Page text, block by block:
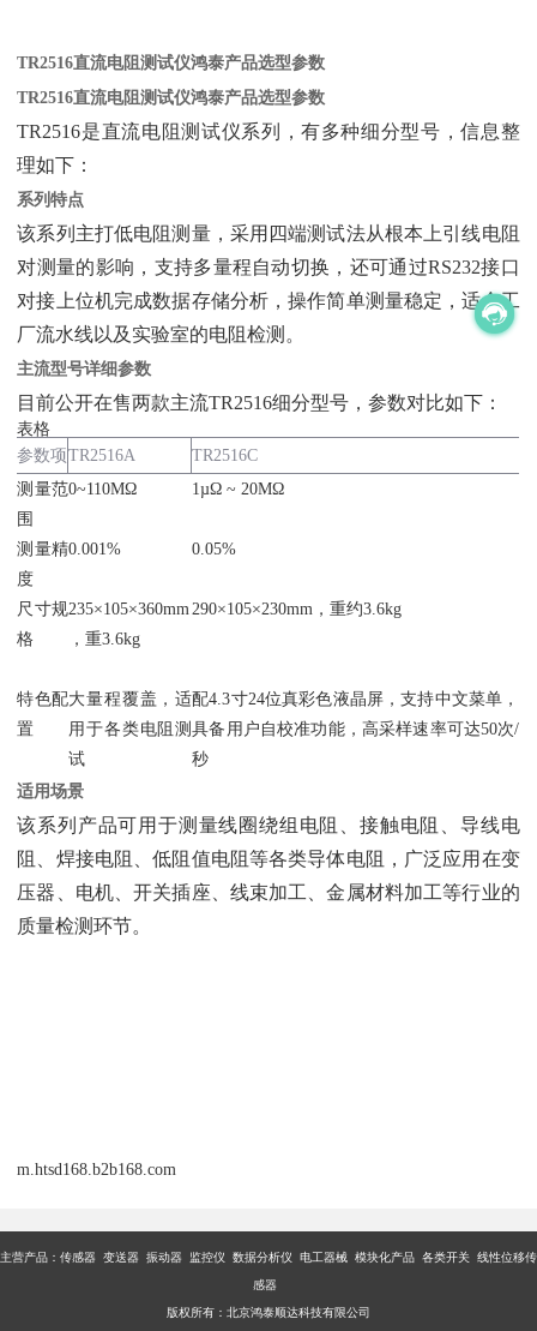
TR2516直流电阻测试仪鸿泰产品选型参数
TR2516直流电阻测试仪鸿泰产品选型参数
TR2516是直流电阻测试仪系列，有多种细分型号，信息整
理如下：
系列特点
该系列主打低电阻测量，采用四端测试法从根本上引线电阻
对测量的影响，支持多量程自动切换，还可通过RS232接口
对接上位机完成数据存储分析，操作简单测量稳定，适合工
厂流水线以及实验室的电阻检测。
主流型号详细参数
目前公开在售两款主流TR2516细分型号，参数对比如下：
表格
参数项TR2516A
TR2516C
测量范
围
0~110MΩ 1µΩ ~ 20MΩ
测量精
度
0.001% 0.05%
尺寸规
格
235×105×360mm
，重3.6kg
290×105×230mm，重约3.6kg
特色配
置
大量程覆盖，适
用于各类电阻测
试
配4.3寸24位真彩色液晶屏，支持中文菜单，
具备用户自校准功能，高采样速率可达50次/
秒
适用场景
该系列产品可用于测量线圈绕组电阻、接触电阻、导线电
阻、焊接电阻、低阻值电阻等各类导体电阻，广泛应用在变
压器、电机、开关插座、线束加工、金属材料加工等行业的
质量检测环节。
m.htsd168.b2b168.com
主营产品：传感器 变送器 振动器 监控仪 数据分析仪 电工器械 模块化产品 各类开关 线性位移传
感器
版权所有：北京鸿泰顺达科技有限公司